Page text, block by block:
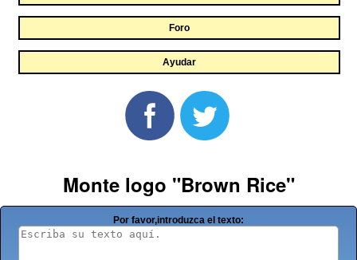
Foro
Ayudar
Monte logo "Brown Rice"
Por favor,introduzca el texto: